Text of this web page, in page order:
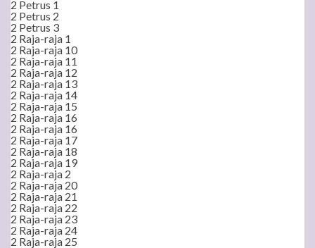
2 Petrus 1
2 Petrus 2
2 Petrus 3
2 Raja-raja 1
2 Raja-raja 10
2 Raja-raja 11
2 Raja-raja 12
2 Raja-raja 13
2 Raja-raja 14
2 Raja-raja 15
2 Raja-raja 16
2 Raja-raja 16
2 Raja-raja 17
2 Raja-raja 18
2 Raja-raja 19
2 Raja-raja 2
2 Raja-raja 20
2 Raja-raja 21
2 Raja-raja 22
2 Raja-raja 23
2 Raja-raja 24
2 Raja-raja 25